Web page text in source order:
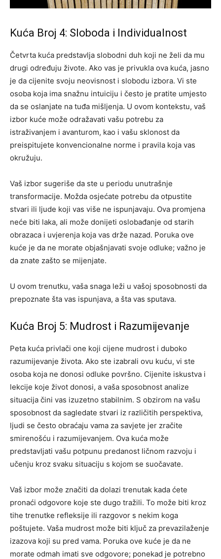
Kuća Broj 4: Sloboda i Individualnost
Četvrta kuća predstavlja slobodni duh koji ne želi da mu
drugi određuju živote. Ako vas je privukla ova kuća, jasno
je da cijenite svoju neovisnost i slobodu izbora. Vi ste
osoba koja ima snažnu intuiciju i često je pratite umjesto
da se oslanjate na tuđa mišljenja. U ovom kontekstu, vaš
izbor kuće može odražavati vašu potrebu za
istraživanjem i avanturom, kao i vašu sklonost da
preispitujete konvencionalne norme i pravila koja vas
okružuju.
Vaš izbor sugeriše da ste u periodu unutrašnje
transformacije. Možda osjećate potrebu da otpustite
stvari ili ljude koji vas više ne ispunjavaju. Ova promjena
neće biti laka, ali može donijeti oslobađanje od starih
obrazaca i uvjerenja koja vas drže nazad. Poruka ove
kuće je da ne morate objašnjavati svoje odluke; važno je
da znate zašto se mijenjate.
U ovom trenutku, vaša snaga leži u vašoj sposobnosti da
prepoznate šta vas ispunjava, a šta vas sputava.
Kuća Broj 5: Mudrost i Razumijevanje
Peta kuća privlači one koji cijene mudrost i duboko
razumijevanje života. Ako ste izabrali ovu kuću, vi ste
osoba koja ne donosi odluke površno. Cijenite iskustva i
lekcije koje život donosi, a vaša sposobnost analize
situacija čini vas izuzetno stabilnim. S obzirom na vašu
sposobnost da sagledate stvari iz različitih perspektiva,
ljudi se često obraćaju vama za savjete jer zračite
smirenošću i razumijevanjem. Ova kuća može
predstavljati vašu potpunu predanost ličnom razvoju i
učenju kroz svaku situaciju s kojom se suočavate.
Vaš izbor može značiti da dolazi trenutak kada ćete
pronaći odgovore koje ste dugo tražili. To može biti kroz
tihe trenutke refleksije ili razgovor s nekim koga
poštujete. Vaša mudrost može biti ključ za prevazilaženje
izazova koji su pred vama. Poruka ove kuće je da ne
morate odmah imati sve odgovore; ponekad je potrebno